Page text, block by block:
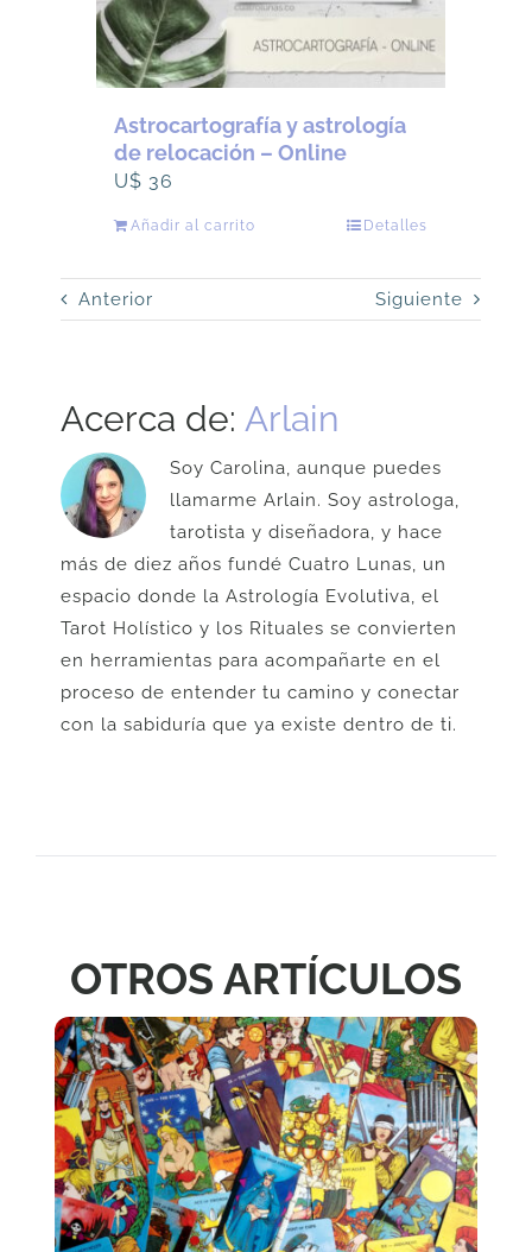
página
de
producto
Astrocartografía y astrología
de relocación – Online
U$ 36
Añadir al carrito Detalles
Anterior Siguiente
Acerca de:Arlain
Soy Carolina, aunque puedes
llamarme Arlain. Soy astrologa,
tarotista y diseñadora, y hace
más de diez años fundé Cuatro Lunas, un
espacio donde la Astrología Evolutiva, el
Tarot Holístico y los Rituales se convierten
en herramientas para acompañarte en el
proceso de entender tu camino y conectar
con la sabiduría que ya existe dentro de ti.
OTROS ARTÍCULOS